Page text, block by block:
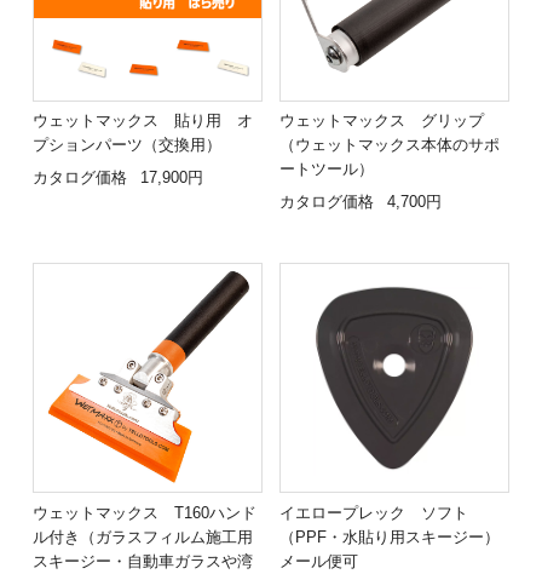
ウェットマックス 貼り用 オ
プションパーツ（交換用）
カタログ価格
17,900円
ウェットマックス グリップ
（ウェットマックス本体のサポ
ートツール）
カタログ価格
4,700円
ウェットマックス T160ハンド
ル付き（ガラスフィルム施工用
スキージー・自動車ガラスや湾
イエロープレック ソフト
（PPF・水貼り用スキージー）
メール便可